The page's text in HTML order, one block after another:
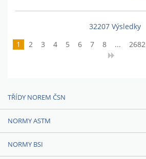
32207 Výsledky
1
2 3 4 5 6 7 8 ... 2682
TŘÍDY NOREM ČSN
NORMY ASTM
NORMY BSI